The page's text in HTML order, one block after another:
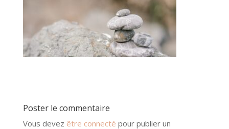
Poster le commentaire
Vous devez être connecté pour publier un